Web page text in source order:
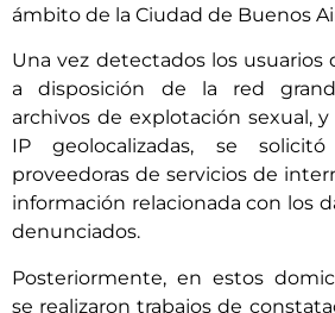
ámbito de la Ciudad de Buenos
Una vez detectados los
a disposición de la red
archivos de explotación sexual,
IP geolocalizadas, se
proveedoras de servicios de
información relacionada con los
denunciados.
Posteriormente, en estos
se realizaron trabajos de